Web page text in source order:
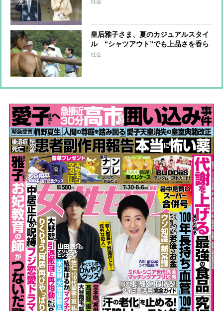
社会
皇后雅子さま、夏のカジュアルスタイ
ル “シャツアウト”でも上品さを香ら
せる秘訣とは？
社会